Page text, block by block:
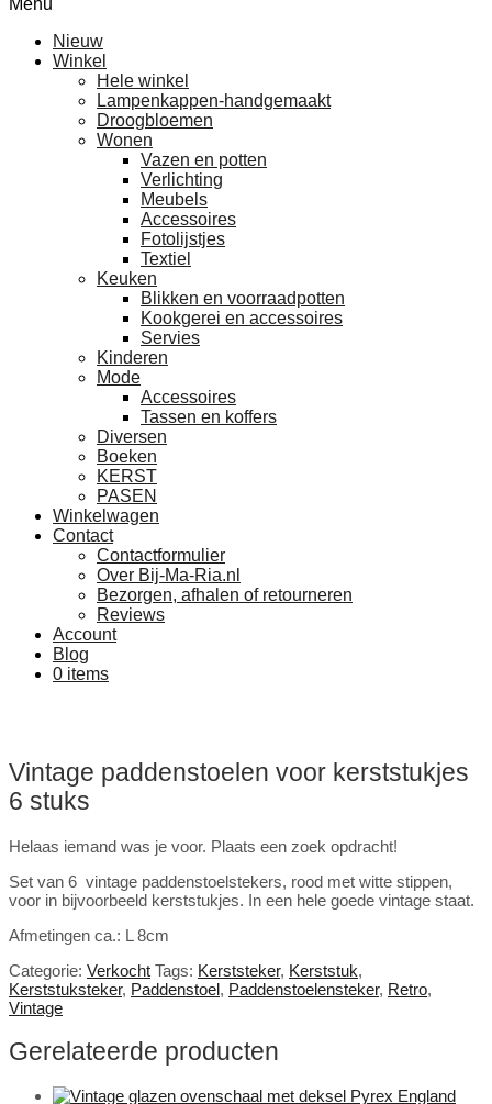
Nieuw
Winkel
Hele winkel
Lampenkappen-handgemaakt
Droogbloemen
Wonen
Vazen en potten
Verlichting
Meubels
Accessoires
Fotolijstjes
Textiel
Keuken
Blikken en voorraadpotten
Kookgerei en accessoires
Servies
Kinderen
Mode
Accessoires
Tassen en koffers
Diversen
Boeken
KERST
PASEN
Winkelwagen
Contact
Contactformulier
Over Bij-Ma-Ria.nl
Bezorgen, afhalen of retourneren
Reviews
Account
Blog
0 items
Vintage paddenstoelen voor kerststukjes
6 stuks
Helaas iemand was je voor. Plaats een zoek opdracht!
Set van 6 vintage paddenstoelstekers, rood met witte stippen,
voor in bijvoorbeeld kerststukjes. In een hele goede vintage staat.
Afmetingen ca.: L 8cm
Categorie: Verkocht Tags: Kerststeker, Kerststuk,
Kerststuksteker, Paddenstoel, Paddenstoelensteker, Retro,
Vintage
Gerelateerde producten